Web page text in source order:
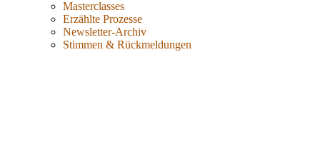
Masterclasses
Erzählte Prozesse
Newsletter-Archiv
Stimmen & Rückmeldungen